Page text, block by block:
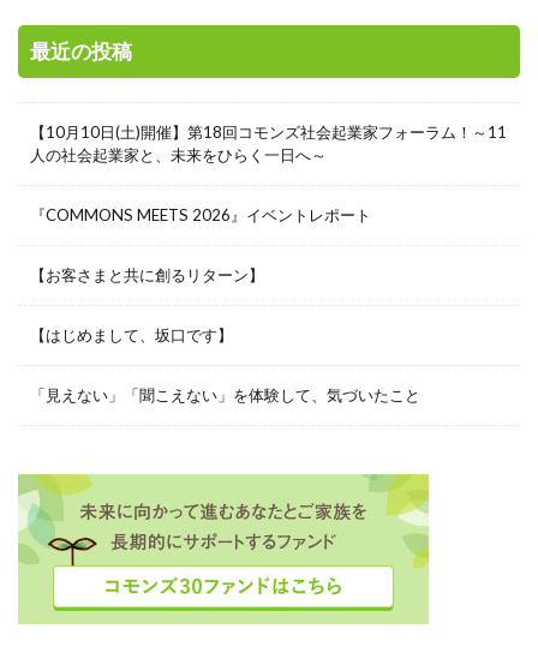
最近の投稿
【10月10日(土)開催】第18回コモンズ社会起業家フォーラム！～11
人の社会起業家と、未来をひらく一日へ～
『COMMONS MEETS 2026』イベントレポート
【お客さまと共に創るリターン】
【はじめまして、坂口です】
「見えない」「聞こえない」を体験して、気づいたこと